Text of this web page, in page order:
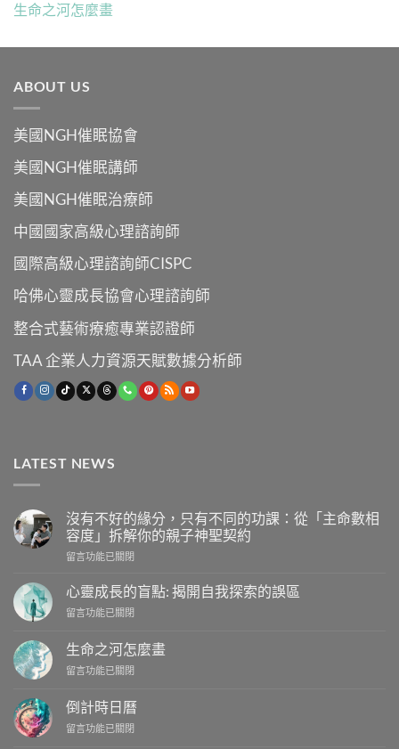
生命之河怎麼畫
ABOUT US
美國NGH催眠協會
美國NGH催眠講師
美國NGH催眠治療師
中國國家高級心理諮詢師
國際高級心理諮詢師CISPC
哈佛心靈成長協會心理諮詢師
整合式藝術療癒專業認證師
TAA 企業人力資源天賦數據分析師
LATEST NEWS
沒有不好的緣分，只有不同的功課：從「主命數相
容度」拆解你的親子神聖契約
在
有
不
好
緣
只
不
同
的
留言功能已關閉
心靈成長的盲點: 揭開自我探索的誤區
在
靈
成
長
盲
點:
揭
留言功能已關閉
生命之河怎麼畫
在
命
之
河
留言功能已關閉
倒計時日曆
在
留言功能已關閉